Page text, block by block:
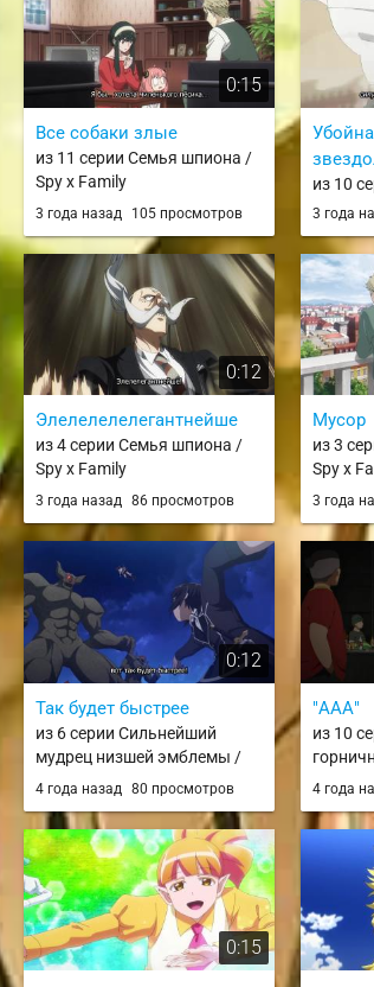
0:15
Все собаки злые
из 11 серии Семья шпиона /
Spy x Family
3 года назад 105 просмотров
из 10
Spy x
3 года
0:12
Элелелелелегантнейше
из 4 серии Семья шпиона /
Spy x Family
3 года назад 86 просмотров
Мусор
из 3
Spy x
3 года
0:12
Так будет быстрее
из 6 серии Сильнейший
мудрец низшей эмблемы /
Shikkakumon no Saikyou
4 года назад 80 просмотров
"ААА"
из 10
2
4 года
0:15